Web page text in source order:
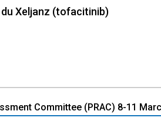
Xeljanz (tofacitinib)
Committee (PRAC) 8-11